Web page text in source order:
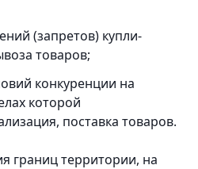
(запретов) купли-
товаров;
конкуренции на
которой
поставка товаров.
границ территории, на